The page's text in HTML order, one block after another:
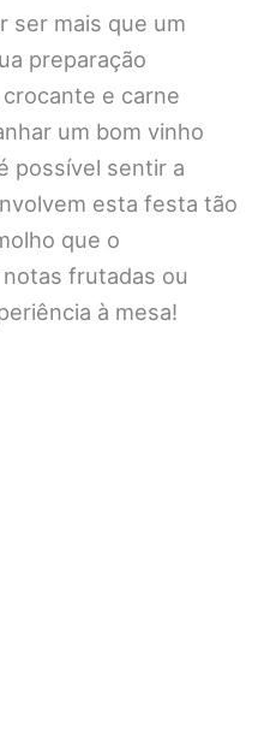
ser mais que um
preparação
e carne
um bom vinho
possível sentir a
esta festa tão
que o
frutadas ou
à mesa!